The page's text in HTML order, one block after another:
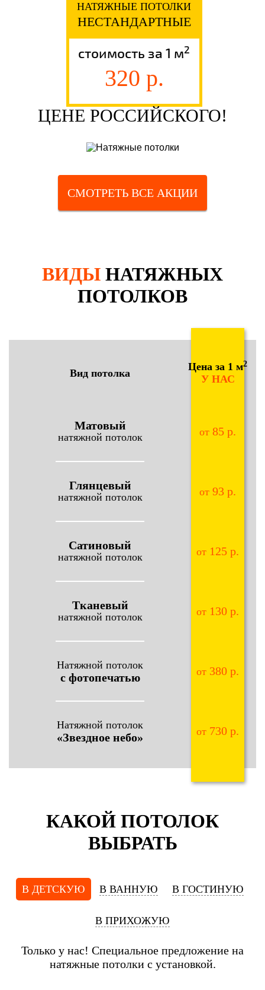
НАТЯЖНЫЕ ПОТОЛКИ
НЕСТАНДАРТНЫЕ
стоимость за 1 м2
320 р.
ЦЕНЕ РОССИЙСКОГО!
СМОТРЕТЬ ВСЕ АКЦИИ
ВИДЫ НАТЯЖНЫХ
ПОТОЛКОВ
Вид потолка
Цена за 1 м2
У НАС
Матовый
натяжной потолок от 85 р.
Глянцевый
натяжной потолок от 93 р.
Сатиновый
натяжной потолок от 125 р.
Тканевый
натяжной потолок от 130 р.
Натяжной потолок
с фотопечатью от 380 р.
Натяжной потолок
«Звездное небо» от 730 р.
КАКОЙ ПОТОЛОК
ВЫБРАТЬ
В ДЕТСКУЮ В ВАННУЮ В ГОСТИНУЮ
В ПРИХОЖУЮ
Только у нас! Специальное предложение на
натяжные потолки с установкой.